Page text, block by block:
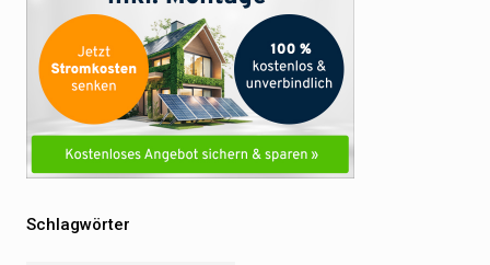
Schlagwörter